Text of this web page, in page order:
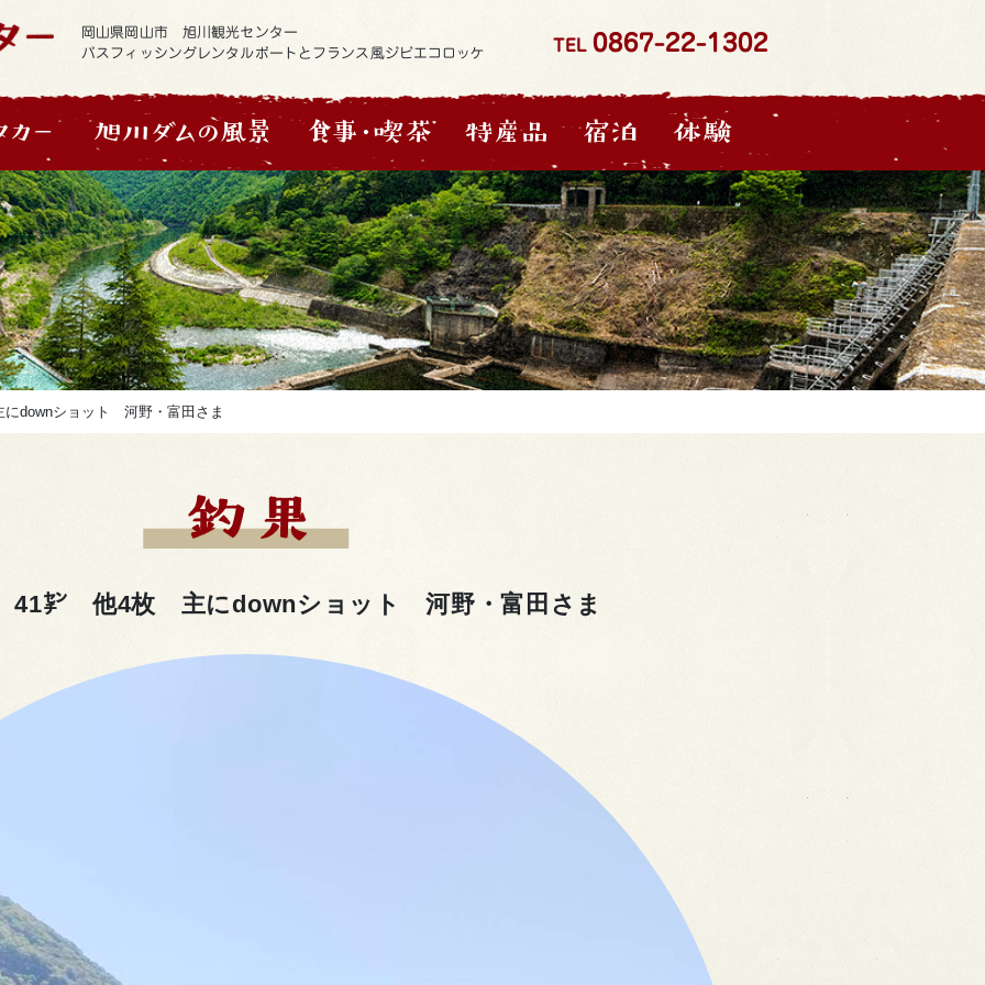
岡山県岡山市 旭川観光センター
バスフィッシングレンタルボートとフランス風ジビエコロッケ
TEL 0867-22-1302
ショット 河野・富田さま
41㌢ 他4枚 主にdownショット 河野・富田さま